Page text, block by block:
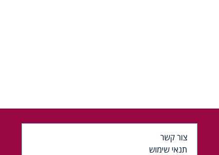
צור קשר
תנאי שימוש